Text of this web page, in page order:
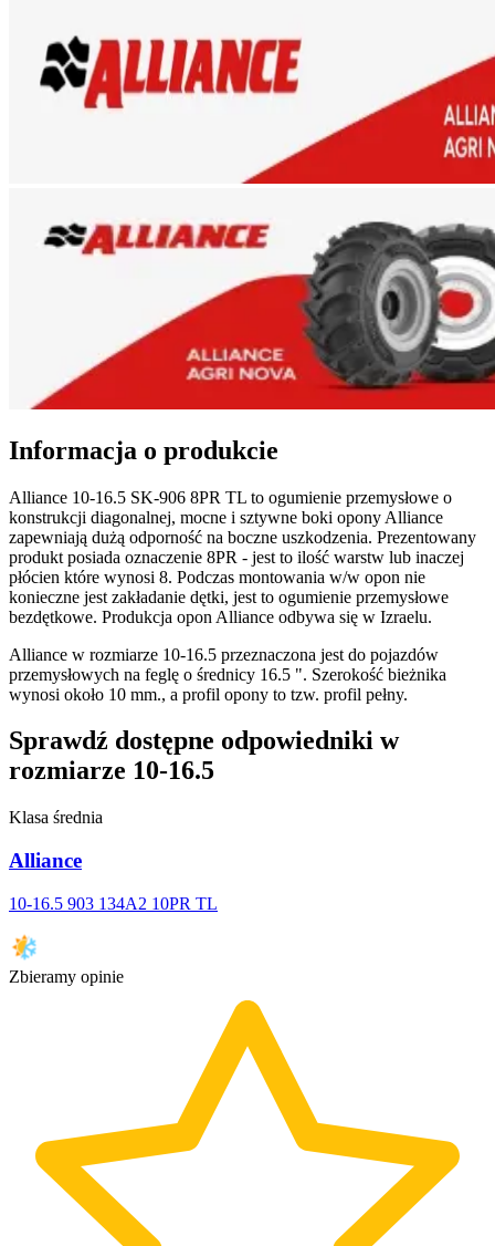
Informacja o produkcie
Alliance 10-16.5 SK-906 8PR TL to ogumienie przemysłowe o
konstrukcji diagonalnej, mocne i sztywne boki opony Alliance
zapewniają dużą odporność na boczne uszkodzenia. Prezentowany
produkt posiada oznaczenie 8PR - jest to ilość warstw lub inaczej
płócien które wynosi 8. Podczas montowania w/w opon nie
konieczne jest zakładanie dętki, jest to ogumienie przemysłowe
bezdętkowe. Produkcja opon Alliance odbywa się w Izraelu.
Alliance w rozmiarze 10-16.5 przeznaczona jest do pojazdów
przemysłowych na feglę o średnicy 16.5 ". Szerokość bieżnika
wynosi około 10 mm., a profil opony to tzw. profil pełny.
Sprawdź dostępne odpowiedniki w
rozmiarze 10-16.5
Klasa średnia
Alliance
10-16.5 903 134A2 10PR TL
Zbieramy opinie